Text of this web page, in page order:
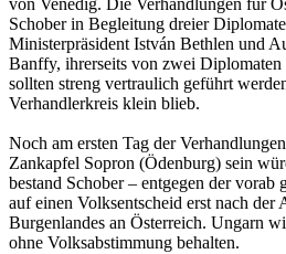
von Venedig. Die Verhandlungen für
Schober in Begleitung dreier
Ministerpräsident István Bethlen und
Banffy, ihrerseits von zwei Diplomaten
sollten streng vertraulich geführt
Verhandlerkreis klein blieb.
Noch am ersten Tag der
Zankapfel Sopron (Ödenburg) sein
bestand Schober – entgegen der vorab
auf einen Volksentscheid erst nach der
Burgenlandes an Österreich. Ungarn
ohne Volksabstimmung behalten.